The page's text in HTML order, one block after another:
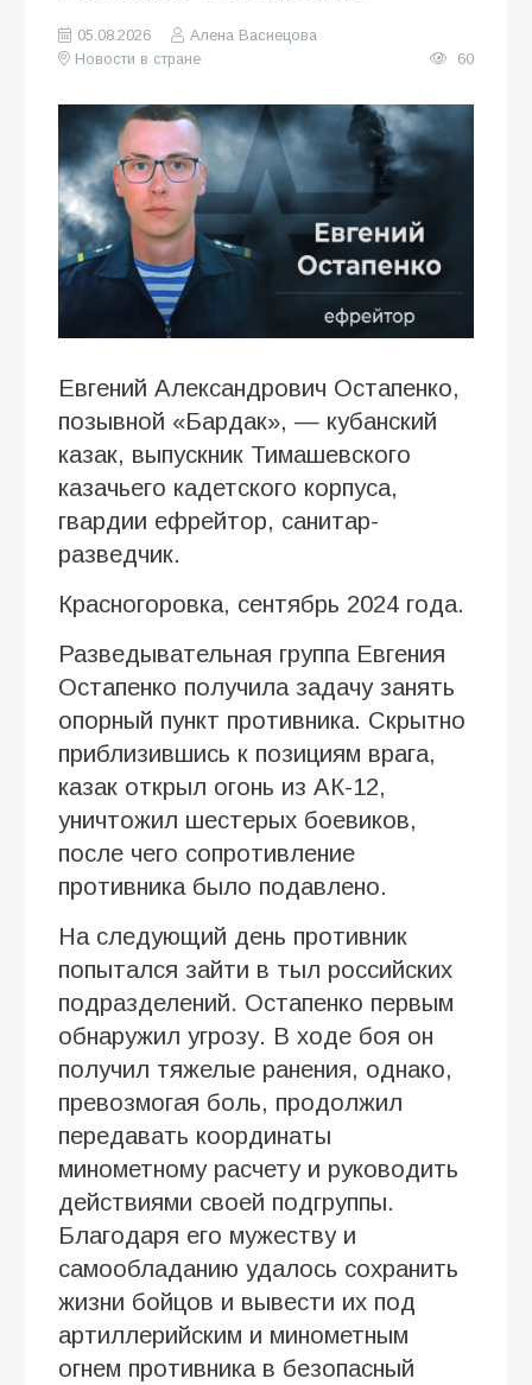
05.08.2026
Алена Васнецова
Новости в стране
60
Евгений Александрович Остапенко,
позывной «Бардак», — кубанский
казак, выпускник Тимашевского
казачьего кадетского корпуса,
гвардии ефрейтор, санитар-
разведчик.
Красногоровка, сентябрь 2024 года.
Разведывательная группа Евгения
Остапенко получила задачу занять
опорный пункт противника. Скрытно
приблизившись к позициям врага,
казак открыл огонь из АК-12,
уничтожил шестерых боевиков,
после чего сопротивление
противника было подавлено.
На следующий день противник
попытался зайти в тыл российских
подразделений. Остапенко первым
обнаружил угрозу. В ходе боя он
получил тяжелые ранения, однако,
превозмогая боль, продолжил
передавать координаты
минометному расчету и руководить
действиями своей подгруппы.
Благодаря его мужеству и
самообладанию удалось сохранить
жизни бойцов и вывести их под
артиллерийским и минометным
огнем противника в безопасный